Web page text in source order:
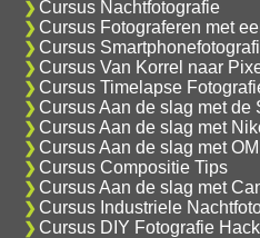
Cursus Nachtfotografie
Cursus Fotograferen met
Cursus
Cursus Van Korrel naar
Cursus Timelapse
Cursus Aan de slag met de
Cursus Aan de slag met
Cursus Aan de slag met
Cursus Compositie Tips
Cursus Aan de slag met
Cursus Industriele
Cursus DIY Fotografie